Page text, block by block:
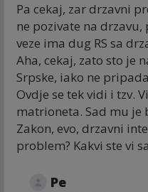
Pa cekaj, zar drzavni
ne pozivate na drzavu,
veze ima dug RS sa
Aha, cekaj, zato sto je
Srpske, iako ne
Ovdje se tek vidi i tzv.
matrioneta. Sad mu
Zakon, evo, drzavni
problem? Kakvi ste vi
Ре